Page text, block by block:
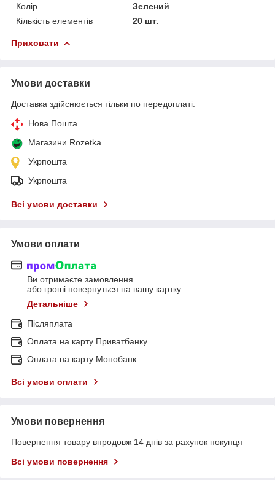
Колір
Зелений
Кількість елементів
20 шт.
Приховати
Умови доставки
Доставка здійснюється тільки по передоплаті.
Нова Пошта
Магазини Rozetka
Укрпошта
Укрпошта
Всі умови доставки
Умови оплати
Ви отримаєте замовлення
або гроші повернуться на вашу картку
Детальніше
Післяплата
Оплата на карту Приватбанку
Оплата на карту Монобанк
Всі умови оплати
Умови повернення
Повернення товару впродовж 14 днів за рахунок покупця
Всі умови повернення